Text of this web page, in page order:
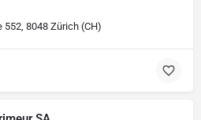
552, 8048 Zürich (CH)